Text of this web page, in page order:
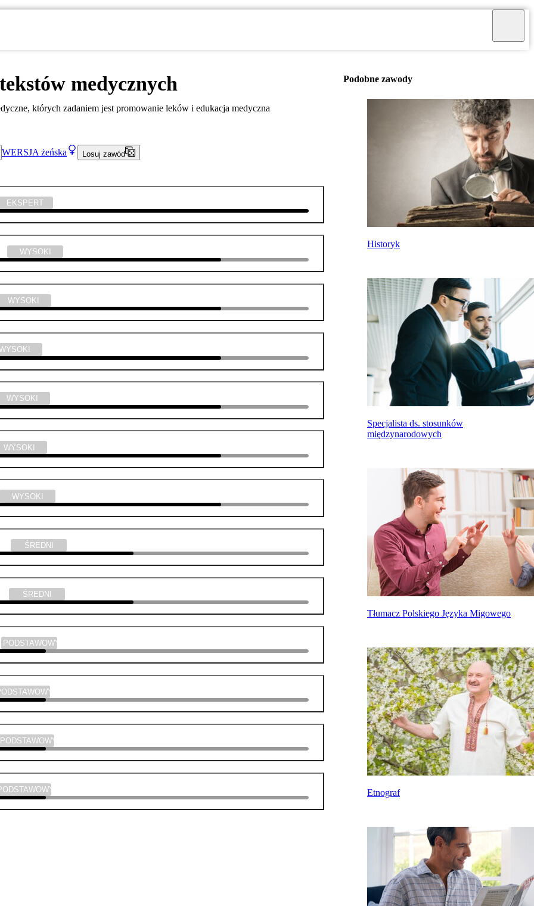
medycznych
których zadaniem jest promowanie leków i edukacja medyczna
WERSJA żeńska Losuj zawód
EKSPERT
WYSOKI
WYSOKI
WYSOKI
WYSOKI
WYSOKI
WYSOKI
ŚREDNI
ŚREDNI
PODSTAWOWY
PODSTAWOWY
PODSTAWOWY
PODSTAWOWY
Podobne zawody
Historyk
Specjalista ds. stosunków
międzynarodowych
Tłumacz Polskiego Języka Migowego
Etnograf